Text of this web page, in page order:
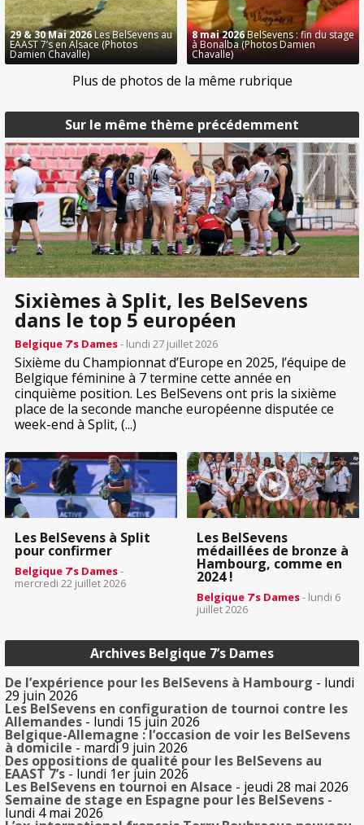
Sur le même thème précédemment
Sixièmes à Split, les BelSevens
dans le top 5 européen
Belgique 7’s Dames- lundi 27 juillet 2026
Sixième du Championnat d’Europe en 2025, l’équipe de
Belgique féminine à 7 termine cette année en
cinquième position. Les BelSevens ont pris la sixième
place de la seconde manche européenne disputée ce
week-end à Split, (...)
Les BelSevens à Split
pour confirmer
Belgique 7’s Dames-
mercredi 22 juillet 2026
Les BelSevens
médaillées de bronze à
Hambourg, comme en
2024 !
Belgique 7’s Dames- lundi 6
juillet 2026
Archives Belgique 7’s Dames
De l’expérience pour les BelSevens à Hambourg - lundi
29 juin 2026
Les BelSevens en configuration de tournoi contre les
Allemandes - lundi 15 juin 2026
Belgique-Allemagne : l’occasion de voir les BelSevens
à domicile - mardi 9 juin 2026
Des oppositions de qualité pour les BelSevens au
EAAST 7’s - lundi 1er juin 2026
Les BelSevens en tournoi en Alsace - jeudi 28 mai 2026
Semaine de stage en Espagne pour les BelSevens -
lundi 4 mai 2026
29 & 30 Mai 2026Les BelSevens au
EAAST 7’s en Alsace (Photos
Damien Chavalle)
8 mai 2026BelSevens : fin du stage
à Bonalba (Photos Damien
Chavalle)
Plus de photos de la même rubrique